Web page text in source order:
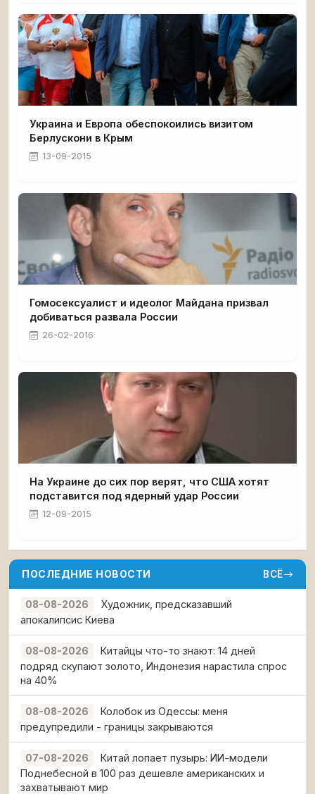
Украина и Европа обеспокоились визитом
Берлускони в Крым
13-09-2015
Гомосексуалист и идеолог Майдана призвал
добиваться развала России
26-02-2016
На Украине до сих пор верят, что США хотят
подставится под ядерный удар России
12-09-2015
ПОСЛЕДНИЕ НОВОСТИ ВСЁ
08-08-2026
Художник, предсказавший
апокалипсис Киева
08-08-2026
Китайцы что-то знают: 14 дней
подряд скупают золото, Индонезия нарастила спрос
на 40%
08-08-2026
Колобок из Одессы: меня
предупредили - границы закрываются
07-08-2026
Китай лопает пузырь: ИИ-модели
Поднебесной в 100 раз дешевле американских и
захватывают мир